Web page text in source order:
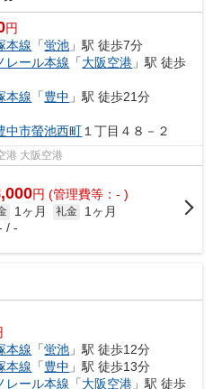
円
本線 「蛍池 」駅 徒歩7分
レール本線 「大阪空港 」駅 徒歩
本線 「豊中 」駅 徒歩21分
中市螢池西町 １丁目４８－２
港 大阪空港
円 (管理費等：- )
1ヶ月 礼金
1ヶ月
/ -
本線 「蛍池 」駅 徒歩12分
本線 「豊中 」駅 徒歩13分
レール本線 「大阪空港 」駅 徒歩